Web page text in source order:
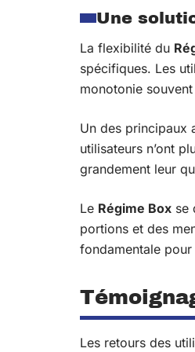
Une
La flexibilité du
spécifiques. Les
monotonie
Un des principaux
utilisateurs n’ont
grandement leur
Le Régime Box se
portions et des
fondamentale
Les retours des